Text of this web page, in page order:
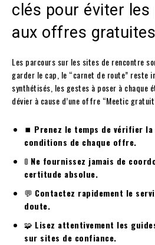
clés pour éviter les
aux offres
Les parcours sur les sites de rencontre
garder le cap, le “carnet de route” reste
synthétisés, les gestes à poser à chaque
dévier à cause d’une offre “Meetic
⏹️ Prenez le temps de vérifier
conditions de chaque offre.
🚦 Ne fournissez jamais de
certitude absolue.
💬 Contactez rapidement le
doute.
🧩 Lisez attentivement les
sur sites de confiance.